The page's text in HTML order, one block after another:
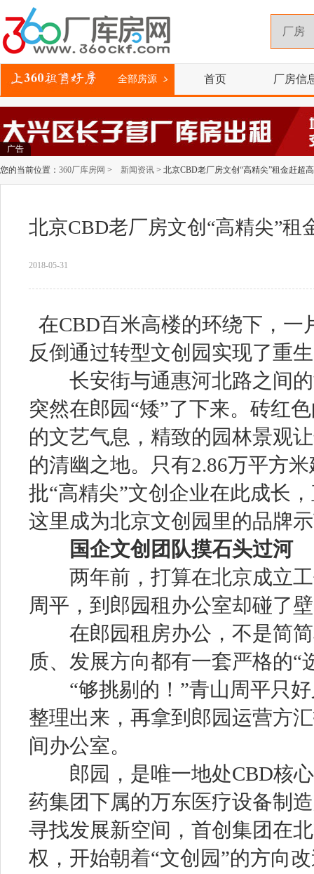
全部房源 首页 厂房信
广告
您的当前位置： 360厂库房网 > 新闻资讯 > 北京CBD老厂房文创“高精尖”租金赶超
北京CBD老厂房文创“高精尖”租
2018-05-31
在CBD百米高楼的环绕下，
反倒通过转型文创园实现了重
长安街与通惠河北路之间的
突然在郎园“矮”了下来。砖红
的文艺气息，精致的园林景观
的清幽之地。只有2.86万平方
批“高精尖”文创企业在此成长
这里成为北京文创园里的品牌
国企文创团队摸石头过河
两年前，打算在北京成立工
周平，到郎园租办公室却碰了
在郎园租房办公，不是简简
质、发展方向都有一套严格的“
“够挑剔的！”青山周平只好
整理出来，再拿到郎园运营方
间办公室。
郎园，是唯一地处CBD核心
药集团下属的万东医疗设备制
寻找发展新空间，首创集团在
权，开始朝着“文创园”的方向